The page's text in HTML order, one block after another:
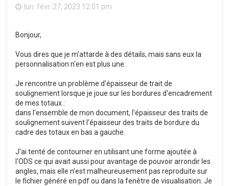
lun. févr. 27, 2023 12:01 pm
Bonjour,
Vous dires que je m'attarde à des détails, mais sans eux la
personnalisation n'en est plus une.
Je rencontre un problème d'épaisseur de trait de
soulignement lorsque je joue sur les bordures d'encadrement
de mes totaux :
dans l'ensemble de mon document, l'épaisseur des traits de
soulignement suivent l'épaisseur des traits de bordure du
cadre des totaux en bas a gauche.
J'ai tenté de contourner en utilisant une forme ajoutée à
l'ODS ce qui avait aussi pour avantage de pouvoir arrondir les
angles, mais elle n'est malheureusement pas reproduite sur
le fichier généré en pdf ou dans la fenêtre de visualisation. Je